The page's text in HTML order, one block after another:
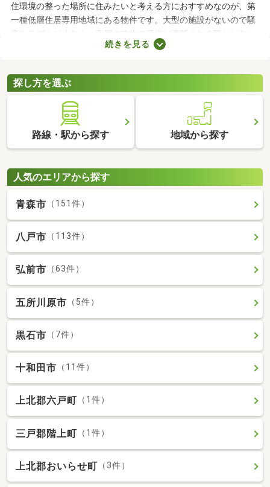
住環境の整った場所に住みたいと考える方におすすめなのが、第
一種低層住居専用地域にある物件です。大型の施設がないので騒
音トラブルが少なく、高層の建物で日光が遮断される恐れがない
ことから、住環境に優れたエリアです。住みやすい土地ではある
も購入費用を抑えられる中古の一戸建てを紹介します。
続きを見る
探し方を選ぶ
路線・駅から探す 地域から探す
人気のエリアから探す
青森市 （151件）
八戸市 （113件）
弘前市 （63件）
五所川原市 （5件）
黒石市 （7件）
十和田市 （11件）
上北郡六戸町 （1件）
三戸郡階上町 （1件）
上北郡おいらせ町 （3件）